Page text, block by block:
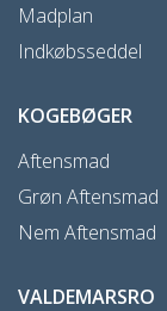
Madplan
Indkøbsseddel
KOGEBØGER
Aftensmad
Grøn Aftensmad
Nem Aftensmad
VALDEMARSRO